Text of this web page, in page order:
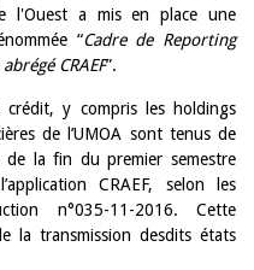
l'Ouest a mis en place une
“Cadre de Reporting
CRAEF”.
crédit, y compris les holdings
de l’UMOA sont tenus de
la fin du premier semestre
CRAEF, selon les
n°035-11-2016. Cette
la transmission desdits états